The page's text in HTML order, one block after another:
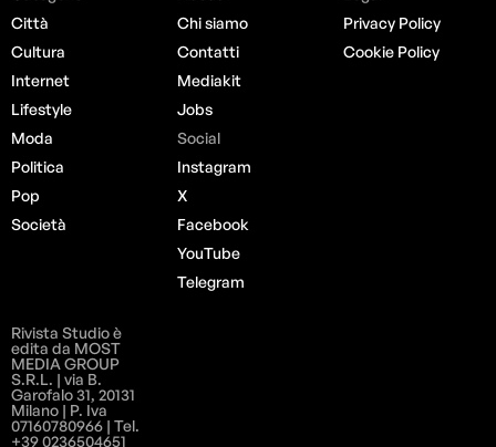
Città
Cultura
Internet
Lifestyle
Moda
Politica
Pop
Società
Chi siamo
Contatti
Mediakit
Jobs
Social
Instagram
X
Facebook
YouTube
Telegram
Privacy Policy
Cookie Policy
Rivista Studio è
edita da MOST
MEDIA GROUP
S.R.L. | via B.
Garofalo 31, 20131
Milano | P. Iva
07160780966 | Tel.
+39 0236504651